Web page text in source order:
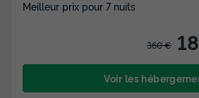
Meilleur prix pour 7 nuits
360 €
Voir les